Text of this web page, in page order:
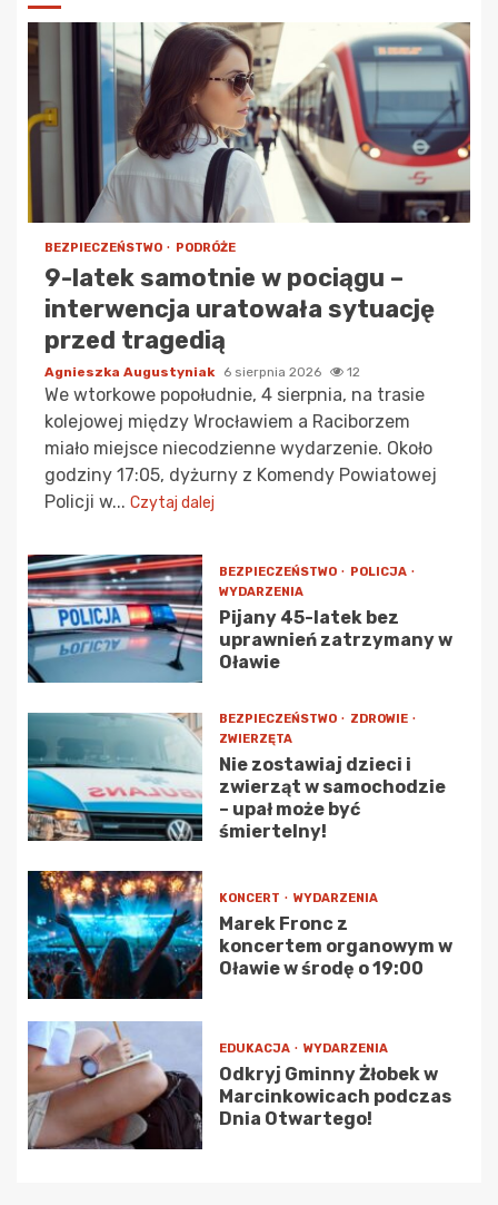
BEZPIECZEŃSTWO PODRÓŻE
9-latek samotnie w pociągu –
interwencja uratowała sytuację
przed tragedią
Agnieszka Augustyniak 6 sierpnia 2026 12
We wtorkowe popołudnie, 4 sierpnia, na trasie
kolejowej między Wrocławiem a Raciborzem
miało miejsce niecodzienne wydarzenie. Około
godziny 17:05, dyżurny z Komendy Powiatowej
Policji w... Czytaj dalej
BEZPIECZEŃSTWO
POLICJA
WYDARZENIA
Pijany 45-latek bez
uprawnień zatrzymany w
Oławie
BEZPIECZEŃSTWO
ZDROWIE
ZWIERZĘTA
Nie zostawiaj dzieci i
zwierząt w samochodzie
– upał może być
śmiertelny!
KONCERT WYDARZENIA
Marek Fronc z
koncertem organowym w
Oławie w środę o 19:00
EDUKACJA WYDARZENIA
Odkryj Gminny Żłobek w
Marcinkowicach podczas
Dnia Otwartego!